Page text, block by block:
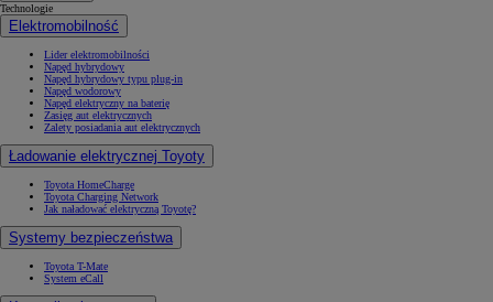
Technologie
Elektromobilność
Lider elektromobilności
Napęd hybrydowy
Napęd hybrydowy typu plug-in
Napęd wodorowy
Napęd elektryczny na baterię
Zasięg aut elektrycznych
Zalety posiadania aut elektrycznych
Ładowanie elektrycznej Toyoty
Toyota HomeCharge
Toyota Charging Network
Jak naładować elektryczną Toyotę?
Systemy bezpieczeństwa
Toyota T-Mate
System eCall